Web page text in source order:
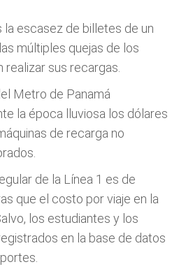
la escasez de billetes de un
múltiples quejas de los
realizar sus recargas.
Metro de Panamá
la época lluviosa los dólares
de recarga no
de la Línea 1 es de
que el costo por viaje en la
los estudiantes y los
en la base de datos